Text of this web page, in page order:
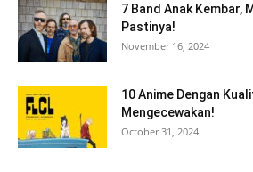
7 Band Anak Kembar,
Pastinya!
November 16, 2024
10 Anime Dengan
Mengecewakan!
October 31, 2024